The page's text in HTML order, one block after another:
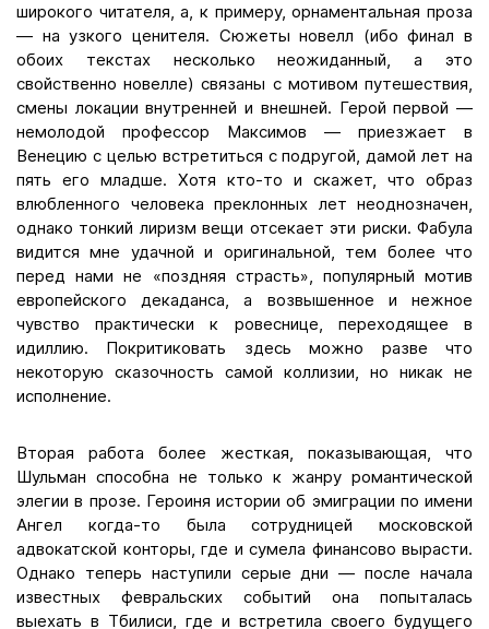
широкого читателя, а, к примеру, орнаментальная проза
— на узкого ценителя. Сюжеты новелл (ибо финал в
обоих текстах несколько неожиданный, а это
свойственно новелле) связаны с мотивом путешествия,
смены локации внутренней и внешней. Герой первой —
немолодой профессор Максимов — приезжает в
Венецию с целью встретиться с подругой, дамой лет на
пять его младше. Хотя кто-то и скажет, что образ
влюбленного человека преклонных лет неоднозначен,
однако тонкий лиризм вещи отсекает эти риски. Фабула
видится мне удачной и оригинальной, тем более что
перед нами не «поздняя страсть», популярный мотив
европейского декаданса, а возвышенное и нежное
чувство практически к ровеснице, переходящее в
идиллию. Покритиковать здесь можно разве что
некоторую сказочность самой коллизии, но никак не
исполнение.
Вторая работа более жесткая, показывающая, что
Шульман способна не только к жанру романтической
элегии в прозе. Героиня истории об эмиграции по имени
Ангел когда-то была сотрудницей московской
адвокатской конторы, где и сумела финансово вырасти.
Однако теперь наступили серые дни — после начала
известных февральских событий она попыталась
выехать в Тбилиси, где и встретила своего будущего